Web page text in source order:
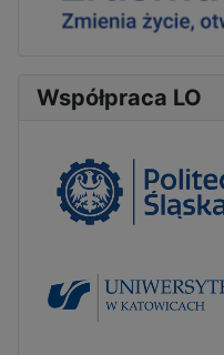
Współpraca LO